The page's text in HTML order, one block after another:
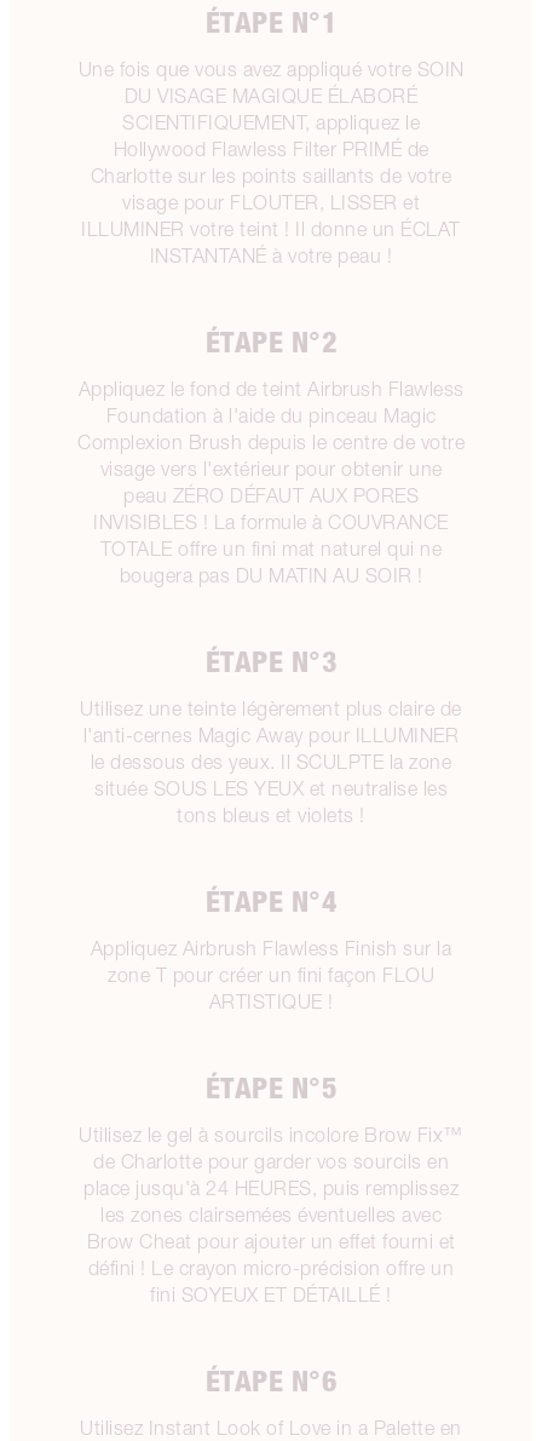
ÉTAPE N°1
Une fois que vous avez appliqué votre SOIN
DU VISAGE MAGIQUE ÉLABORÉ
SCIENTIFIQUEMENT, appliquez le
Hollywood Flawless Filter PRIMÉ de
Charlotte sur les points saillants de votre
visage pour FLOUTER, LISSER et
ILLUMINER votre teint ! Il donne un ÉCLAT
INSTANTANÉ à votre peau !
ÉTAPE N°2
Appliquez le fond de teint Airbrush Flawless
Foundation à l'aide du pinceau Magic
Complexion Brush depuis le centre de votre
visage vers l'extérieur pour obtenir une
peau ZÉRO DÉFAUT AUX PORES
INVISIBLES ! La formule à COUVRANCE
TOTALE offre un fini mat naturel qui ne
bougera pas DU MATIN AU SOIR !
ÉTAPE N°3
Utilisez une teinte légèrement plus claire de
l'anti-cernes Magic Away pour ILLUMINER
le dessous des yeux. Il SCULPTE la zone
située SOUS LES YEUX et neutralise les
tons bleus et violets !
ÉTAPE N°4
Appliquez Airbrush Flawless Finish sur la
zone T pour créer un fini façon FLOU
ARTISTIQUE !
ÉTAPE N°5
Utilisez le gel à sourcils incolore Brow Fix™
de Charlotte pour garder vos sourcils en
place jusqu'à 24 HEURES, puis remplissez
les zones clairsemées éventuelles avec
Brow Cheat pour ajouter un effet fourni et
défini ! Le crayon micro-précision offre un
fini SOYEUX ET DÉTAILLÉ !
ÉTAPE N°6
Utilisez Instant Look of Love in a Palette en